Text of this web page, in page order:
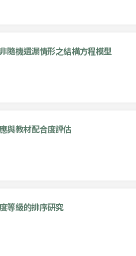
隨機遺漏情形之結構方程模型
與教材配合度評估
等級的排序研究